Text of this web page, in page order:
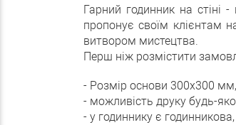
Гарний годинник на
пропонує своїм клієнтам
витвором мистецтва.
Перш ніж розмістити
- Розмір основи 300х300
- можливість друку будь-
- у годиннику є